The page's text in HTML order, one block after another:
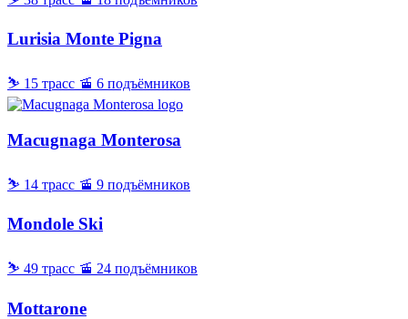
Lurisia Monte Pigna
⛷ 15 трасс 🚡 6 подъёмников
Macugnaga Monterosa
⛷ 14 трасс 🚡 9 подъёмников
Mondole Ski
⛷ 49 трасс 🚡 24 подъёмников
Mottarone